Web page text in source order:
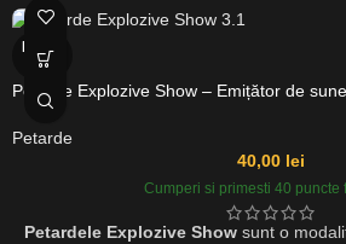
EPUIZ
AT
Petarde Explozive Show – Emițător de
Petarde
40,00 lei
Cumperi si primesti 40 puncte
Petardele Explozive Show sunt o